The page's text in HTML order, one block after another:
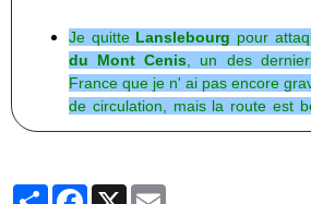
Je quitte Lanslebourg pour
du Mont Cenis , un des
France que je n' ai pas encore
de circulation, mais la route est
moins au début !
PartagerFacebook
X